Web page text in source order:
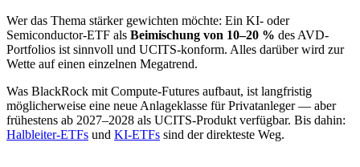
Wer das Thema stärker gewichten möchte: Ein KI- oder
Semiconductor-ETF als Beimischung von 10–20 % des AVD-
Portfolios ist sinnvoll und UCITS-konform. Alles darüber wird zur
Wette auf einen einzelnen Megatrend.
Was BlackRock mit Compute-Futures aufbaut, ist langfristig
möglicherweise eine neue Anlageklasse für Privatanleger — aber
frühestens ab 2027–2028 als UCITS-Produkt verfügbar. Bis dahin:
Halbleiter-ETFs und KI-ETFs sind der direkteste Weg.